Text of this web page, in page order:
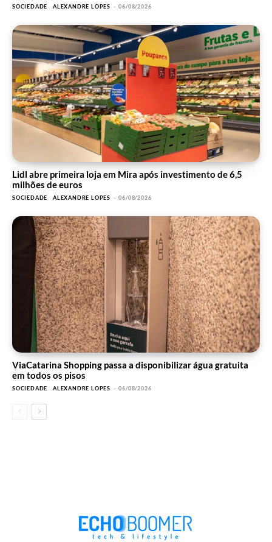
SOCIEDADE ALEXANDRE LOPES - 06/08/2026
Lidl abre primeira loja em Mira após investimento de 6,5
milhões de euros
SOCIEDADE ALEXANDRE LOPES - 06/08/2026
ViaCatarina Shopping passa a disponibilizar água gratuita
em todos os pisos
SOCIEDADE ALEXANDRE LOPES - 06/08/2026